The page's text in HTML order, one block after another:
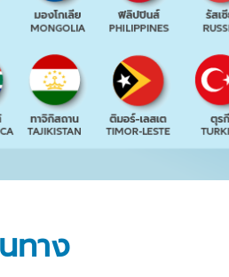
ทาง